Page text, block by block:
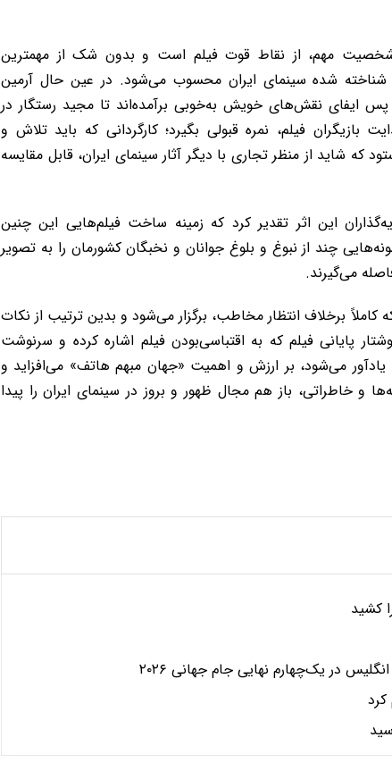
شخصیت مهم، از نقاط قوت فیلم است و بدون شک از مهمترین
شناخته شده سینمای ایران محسوب می‌شود. در عین حال آرمین
پس ایفای نقش‌های خویش به‌خوبی برآمده‌اند تا مجید رستگار در
بازیگران فیلم، نمره قبولی بگیرد؛ کارگردانی که باید تلاش و
که شاید از منظر تجاری با دیگر آثار سینمای ایران، قابل مقایسه
این اثر تقدیر کرد که زمینه ساخت فیلم‌هایی این چنین
چند از نبوغ و بلوغ جوانان و نخبگان کشورمان را به تصویر
می‌گیرند.
کاملاً برخلاف انتظار مخاطب، برگزار می‌شود و بدین ترتیب از نکات
پایانی فیلم که به اقتباسی‌بودن فیلم اشاره کرده و سرنوشت
یادآور می‌شود، بر ارزش و اهمیت «جهان مبهم هاتف» می‌افزاید و
و خاطراتی، باز هم مجال ظهور و بروز در سینمای ایران را پیدا
کشید
در یک‌چهارم نهایی جام جهانی ۲۰۲۶
کرد